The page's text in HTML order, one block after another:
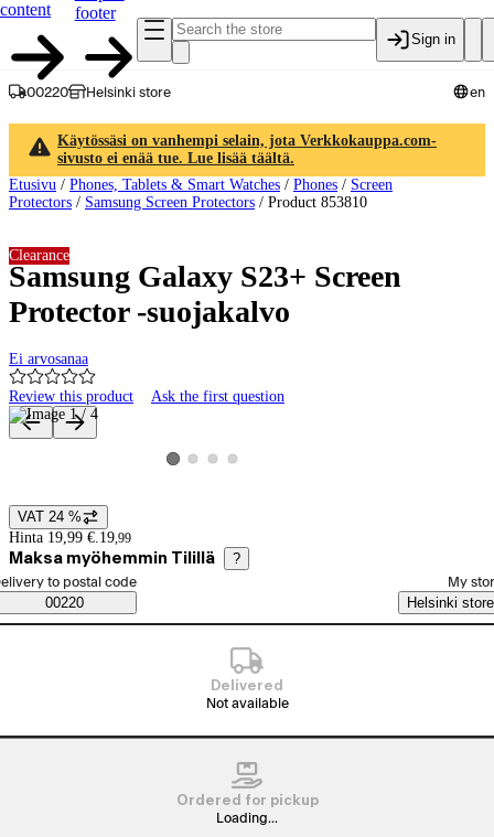
content
footer
Sign in
00220 Helsinki store en
Käytössäsi on vanhempi selain, jota Verkkokauppa.com-
sivusto ei enää tue. Lue lisää täältä.
Etusivu / Phones, Tablets & Smart Watches / Phones / Screen
Protectors / Samsung Screen Protectors / Product 853810
Samsung Galaxy S23+ Screen
Protector -suojakalvo
Ei arvosanaa
Review this product Ask the first question
Clearance
Product images and videos
View product image 1
View product image 2
View product image 3
View product image 4
Price details
VAT 24 %
Hinta 19,99 €. 19,99
Maksa myöhemmin Tilillä ?
Saatavuustiedot
order method
to postal code
00220
My
Helsinki store
Delivered
Not available
Ordered for pickup
Loading...